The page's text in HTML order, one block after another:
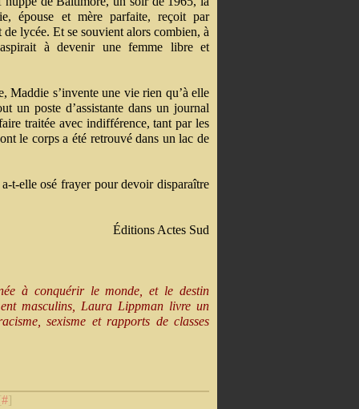
épouse et mère parfaite, reçoit par
lycée. Et se souvient alors combien, à
aspirait à devenir une femme libre et
Maddie s’invente une vie rien qu’à elle
un poste d’assistante dans un journal
traitée avec indifférence, tant par les
le corps a été retrouvé dans un lac de
t-elle osé frayer pour devoir disparaître
Éditions Actes Sud
à conquérir le monde, et le destin
masculins, Laura Lippman livre un
sexisme et rapports de classes
#]